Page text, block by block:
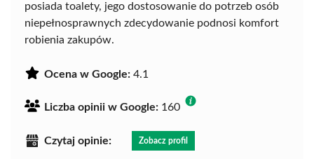
posiada toalety, jego dostosowanie do potrzeb osób
niepełnosprawnych zdecydowanie podnosi komfort
robienia zakupów.
Ocena w Google: 4.1
Liczba opinii w Google: 160
Czytaj opinie: Zobacz profil